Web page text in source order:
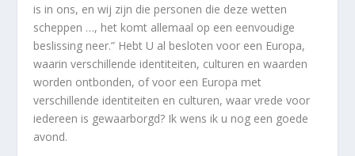
is in ons, en wij zijn die personen die deze wetten
scheppen …, het komt allemaal op een eenvoudige
beslissing neer.” Hebt U al besloten voor een Europa,
waarin verschillende identiteiten, culturen en waarden
worden ontbonden, of voor een Europa met
verschillende identiteiten en culturen, waar vrede voor
iedereen is gewaarborgd? Ik wens ik u nog een goede
avond.